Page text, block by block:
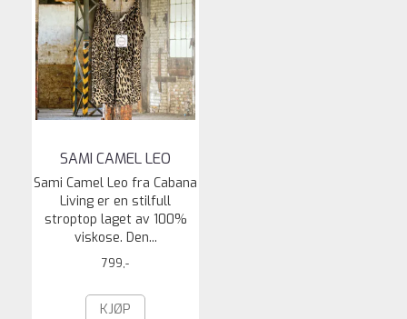
SAMI CAMEL LEO
Sami Camel Leo fra Cabana
Living er en stilfull
stroptop laget av 100%
viskose. Den...
799,-
KJØP